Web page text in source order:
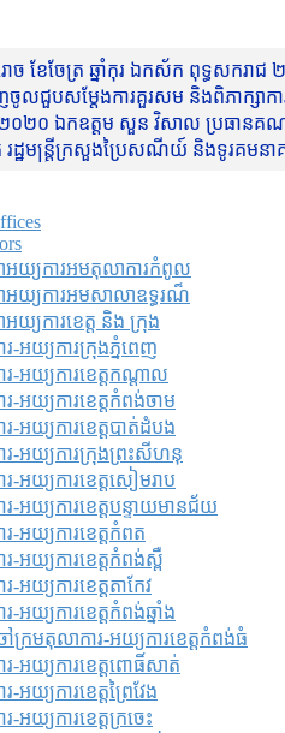
ែចែត្រ ឆ្នាំកុរ ឯកស័ក ពុទ្ធសករាជ
ជួបសម្តែងការគួរសម និងពិភាក្សាកា
២០២០ ឯកឧត្តម សួន វិសាល ប្រធានគណ
រដ្ឋមន្រ្តីក្រសួងប្រៃសណីយ៍ និងទូរគ
អយ្យការអមតុលាការកំពូល
អយ្យការអមសាលាឧទ្ធរណ៏
យ្យការខេត្ត និង ក្រុង
-អយ្យការក្រុងភ្នំពេញ
-អយ្យការខេត្តកណ្តាល
-អយ្យការខេត្តកំពង់ចាម
-អយ្យការខេត្តបាត់ដំបង
រ-អយ្យការ​ក្រុងព្រះសីហនុ
-អយ្យការខេត្តសៀមរាប
-អយ្យការខេត្តបន្ទាយមានជ័យ
-អយ្យការខេត្តកំពត
-អយ្យការខេត្តកំពង់ស្ពឺ
អយ្យការខេត្តតាកែវ
-អយ្យការខេត្តកំពង់ឆ្នាំង
ក្រមតុលាការ-អយ្យការខេត្តកំពង់ធំ
-អយ្យការខេត្តពោធិ៍សាត់
អយ្យការខេត្តព្រៃវែង
អយ្យការខេត្តក្រចេះ